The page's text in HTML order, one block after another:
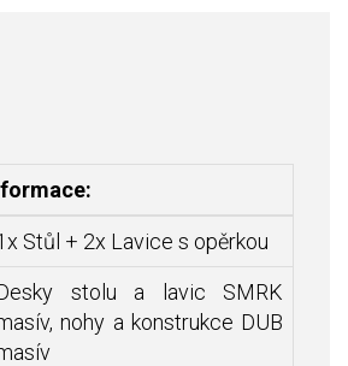
Stůl + 2x Lavice s opěrkou
stolu a lavic SMRK
nohy a konstrukce DUB